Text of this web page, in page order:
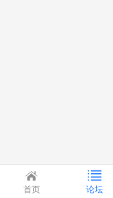
首页 论坛